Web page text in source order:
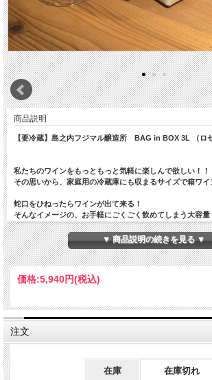
商品説明
【要冷蔵】島之内フジマル醸造所 BAG in BOX 3L （ロゼ
私たちのワインをもっともっと気軽に楽しんで欲しい！！
その思いから、家庭用の冷蔵庫にも収まるサイズで箱ワイ
蛇口をひねったらワインが出て来る！
そんなイメージの、お手軽にごくごく飲めてしまう大容
いでも空気が入らないので常にフレッシュな状態で楽し
ティーや BBQ の お供に、大人数でワイワイ飲むのにと
カジュアルな装いながらきちんと美味しいワインを届け
詰めました。
※酸化防止剤の使用を最小限に抑えているため、「冷蔵庫
香りとチャーミング な酸をデラウェアが肉付けして支え
やかながら飲みごたえのあるロゼに仕上 がっています。
▼ 商品説明の続きを見る ▼
価格:5,940円(税込)
注文
在庫 在庫切れ